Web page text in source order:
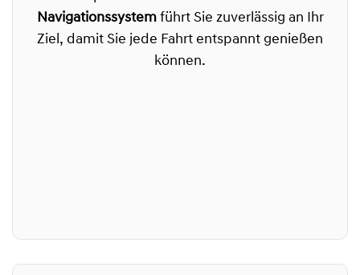
Navigationssystemführt Sie zuverlässig an Ihr
Ziel, damit Sie jede Fahrt entspannt genießen
können.